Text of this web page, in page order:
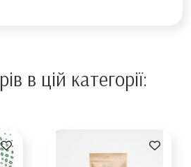
в цій категорії: